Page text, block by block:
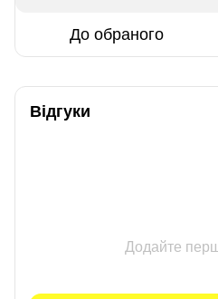
До обраного
Відгуки
Додайте